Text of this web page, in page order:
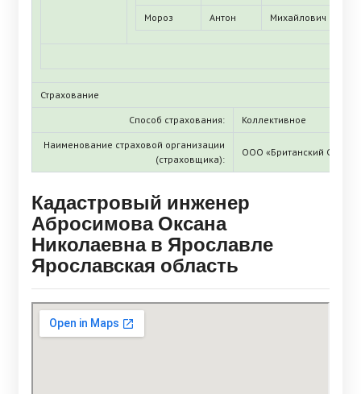
Мороз Антон Михайлович
Страхование
Способ страхования: Коллективное
Наименование страховой организации
(страховщика):
ООО «Британский
Кадастровый инженер
Абросимова Оксана
Николаевна в Ярославле
Ярославская область